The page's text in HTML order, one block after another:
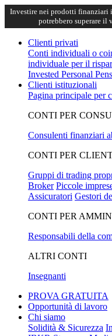
Investire nei prodotti
potrebbero superare
Clienti privati
Conti individuali o
individuale per il
Invested Personal
Clienti istituzionali
Pagina principale per
CONTI PER
Consulenti finanziari
CONTI PER
Gruppi di trading
Broker Piccole
Assicuratori Gestori
CONTI PER
Responsabili della
ALTRI CONTI
Insegnanti
PROVA GRATUITA
Opportunità di lavoro
Chi siamo
Solidità & Sicurezza